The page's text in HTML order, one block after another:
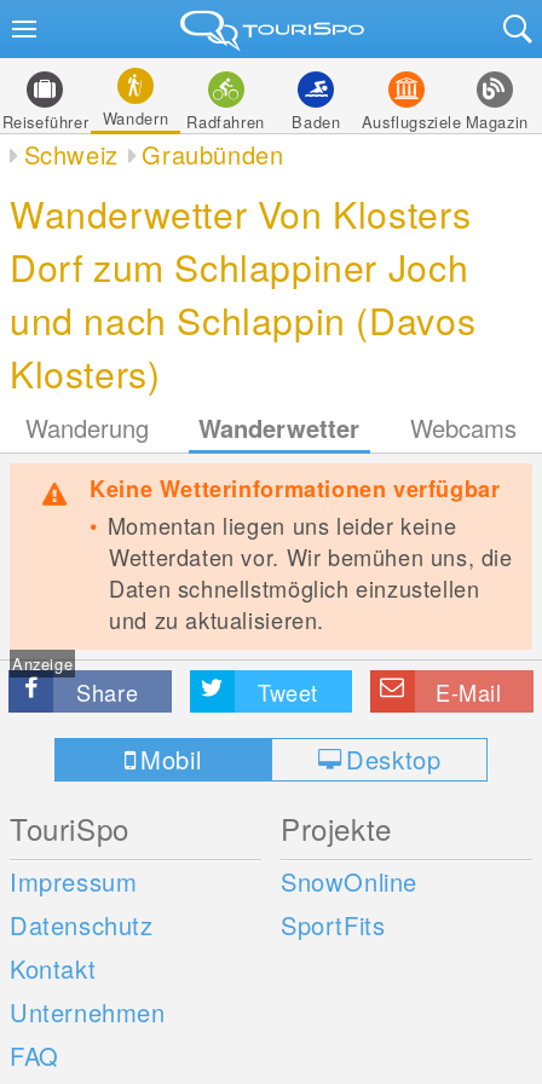
Reiseführer Wandern Radfahren Baden Ausflugsziele Magazin
Schweiz Graubünden
Wanderwetter Von Klosters
Dorf zum Schlappiner Joch
und nach Schlappin (Davos
Klosters)
Wanderung Wanderwetter Webcams
Keine Wetterinformationen verfügbar
Momentan liegen uns leider keine
Wetterdaten vor. Wir bemühen uns, die
Daten schnellstmöglich einzustellen
und zu aktualisieren.
Anzeige
Share Tweet E-Mail
Mobil Desktop
TouriSpo
Impressum
Datenschutz
Kontakt
Unternehmen
FAQ
Projekte
SnowOnline
SportFits